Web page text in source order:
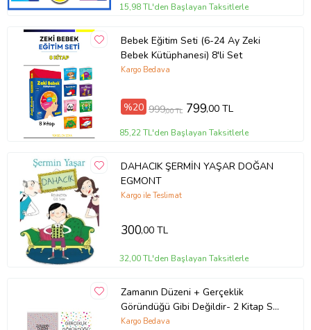
15,98 TL'den Başlayan Taksitlerle
Bebek Eğitim Seti (6-24 Ay Zeki
Bebek Kütüphanesi) 8'li Set
Kargo Bedava
%20 999,00 TL 799,00 TL
85,22 TL'den Başlayan Taksitlerle
DAHACIK ŞERMİN YAŞAR DOĞAN
EGMONT
Kargo ile Teslimat
300,00 TL
32,00 TL'den Başlayan Taksitlerle
Zamanın Düzeni + Gerçeklik
Göründüğü Gibi Değildir- 2 Kitap Set
- Iş Bankası Özel Set Zamanın
Kargo Bedava